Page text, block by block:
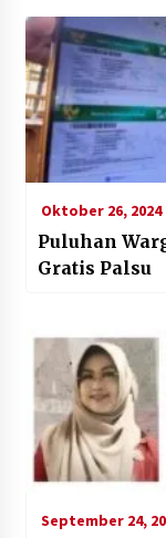
Oktober 26, 2024
Puluhan
Gratis Palsu
September 24,